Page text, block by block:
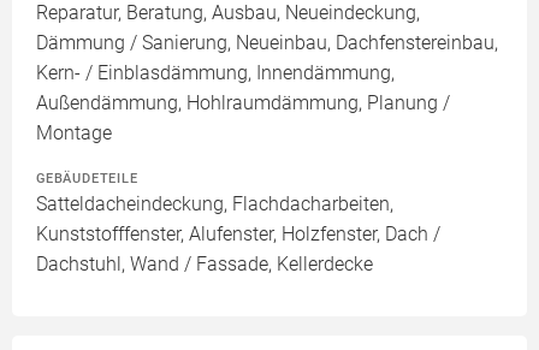
Reparatur, Beratung, Ausbau, Neueindeckung,
Dämmung / Sanierung, Neueinbau, Dachfenstereinbau,
Kern- / Einblasdämmung, Innendämmung,
Außendämmung, Hohlraumdämmung, Planung /
Montage
GEBÄUDETEILE
Satteldacheindeckung, Flachdacharbeiten,
Kunststofffenster, Alufenster, Holzfenster, Dach /
Dachstuhl, Wand / Fassade, Kellerdecke